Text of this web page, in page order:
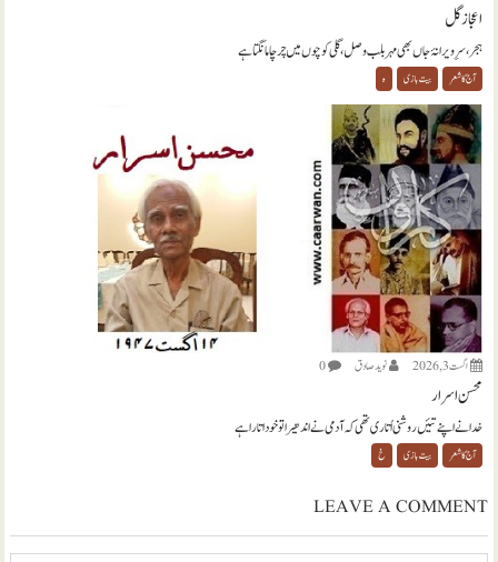
اعجاز گل
ہجر، سرِ ویرانۂ جاں بھی مہر بلب وصل، گلی کوچوں میں چرچا مانگتا ہے
آج کا شعر بیت بازی ہ
اگست 3, 2026 نويد صادق 0
محسن اسرار
خدا نے اپنے تئیں روشنی اُتاری تھی کہ آدمی نے اندھیرا تو خود اتارا ہے
آج کا شعر بیت بازی خ
LEAVE A COMMENT